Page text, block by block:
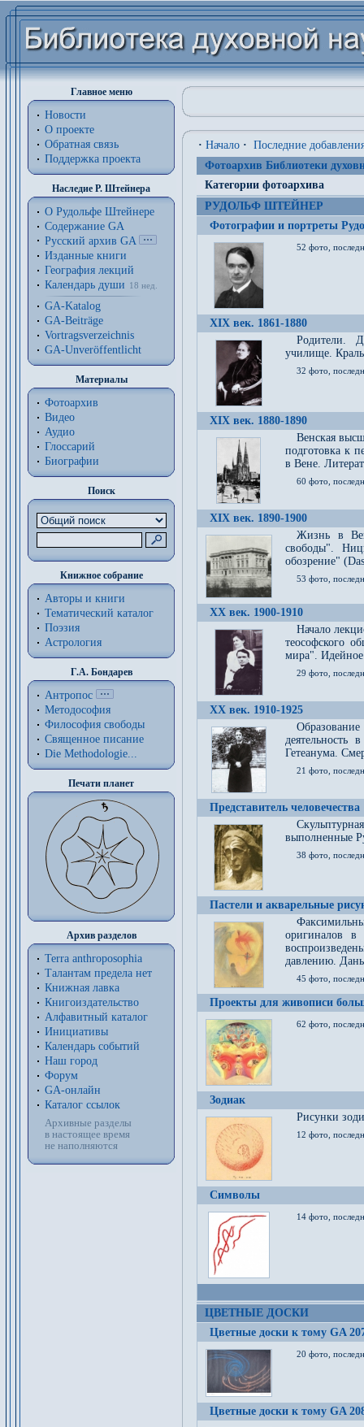
Главное меню
Новости
О проекте
Обратная связь
Поддержка проекта
Наследие Р. Штейнера
О Рудольфе Штейнере
Содержание GA
Русский архив GA
Изданные книги
География лекций
Календарь души
18 нед.
GA-Katalog
GA-Beiträge
Vortragsverzeichnis
GA-Unveröffentlicht
Материалы
Фотоархив
Видео
Аудио
Глоссарий
Биографии
Поиск
Книжное собрание
Авторы и книги
Тематический каталог
Поэзия
Астрология
Г.А. Бондарев
Антропос
Методософия
Философия cвободы
Священное писание
Die Methodologie...
Печати планет
Архив разделов
Terra anthroposophia
Талантам предела нет
Книжная лавка
Книгоиздательство
Алфавитный каталог
Инициативы
Календарь событий
Наш город
Форум
GA-онлайн
Каталог ссылок
Архивные разделы
в настоящее время
не наполняются
· Начало · Последние
Фотоархив Библиотеки
Категории фотоархива
РУДОЛЬФ ШТЕЙНЕР
Фотографии и портреты
52 фото,
XIX век. 1861-1880
Родители.
училище.
32 фото,
XIX век. 1880-1890
Венская
подготовка к
в Вене.
60 фото,
XIX век. 1890-1900
Жизнь в
свободы".
обозрение"
53 фото,
XX век. 1900-1910
Начало
теософского
мира". Идейное
29 фото,
XX век. 1910-1925
Образование
деятельность
Гетеанума.
21 фото,
Представитель человечества
выполненные
38 фото,
Пастели и акварельные
оригиналов
давлению.
45 фото,
Проекты для живописи
62 фото,
Зодиак
Рисунки
12 фото,
Символы
14 фото,
ЦВЕТНЫЕ ДОСКИ
Цветные доски к тому GA
20 фото,
Цветные доски к тому GA